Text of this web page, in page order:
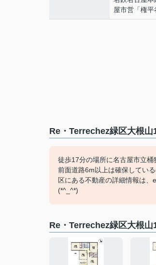
屋市営「権
Re・Terrechez緑区大根
徒歩17分の場所に名古屋市立
前面道路6m以上は確保してい
区にある不動産の詳細情報は
(*^_^*)
Re・Terrechez緑区大根